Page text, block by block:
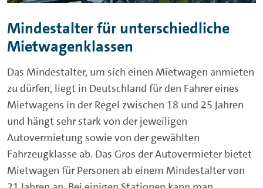
Mindestalter für unterschiedliche
Mietwagenklassen
Das Mindestalter, um sich einen Mietwagen anmieten
zu dürfen, liegt in Deutschland für den Fahrer eines
Mietwagens in der Regel zwischen 18 und 25 Jahren
und hängt sehr stark von der jeweiligen
Autovermietung sowie von der gewählten
Fahrzeugklasse ab. Das Gros der Autovermieter bietet
Mietwagen für Personen ab einem Mindestalter von